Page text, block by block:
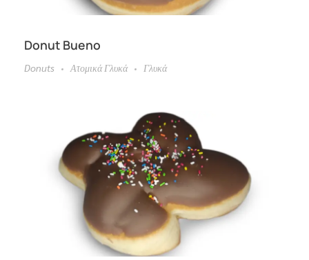
Donut Bueno
Donuts Ατομικά Γλυκά Γλυκά